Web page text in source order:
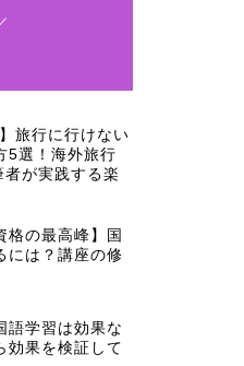
旅行に行けない
5選！海外旅行
が実践する楽
格の最高峰】国
には？講座の修
語学習は効果な
効果を検証して